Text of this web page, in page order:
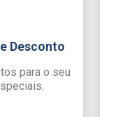
Desconto
para o seu